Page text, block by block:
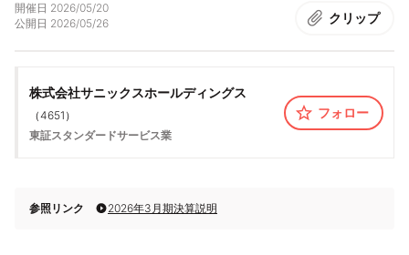
開催日 2026/05/20
公開日 2026/05/26 クリップ
株式会社サニックスホールディングス
（4651 ）
東証スタンダードサービス業
フォロー
参照リンク 2026年3月期決算説明